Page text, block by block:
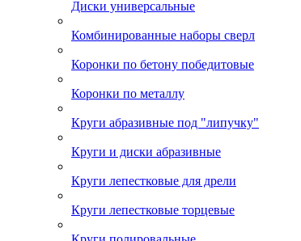
Диски универсальные
Комбинированные наборы сверл
Коронки по бетону победитовые
Коронки по металлу
Круги абразивные под "липучку"
Круги и диски абразивные
Круги лепестковые для дрели
Круги лепестковые торцевые